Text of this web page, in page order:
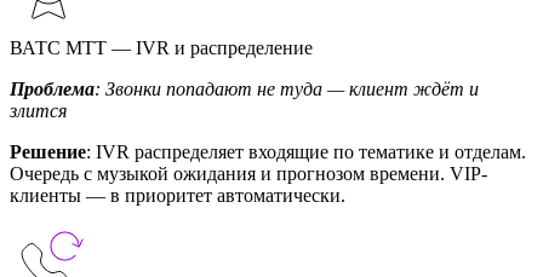
ВАТС МТТ — IVR и распределение
Проблема: Звонки попадают не туда — клиент ждёт и
злится
Решение: IVR распределяет входящие по тематике и отделам.
Очередь с музыкой ожидания и прогнозом времени. VIP-
клиенты — в приоритет автоматически.